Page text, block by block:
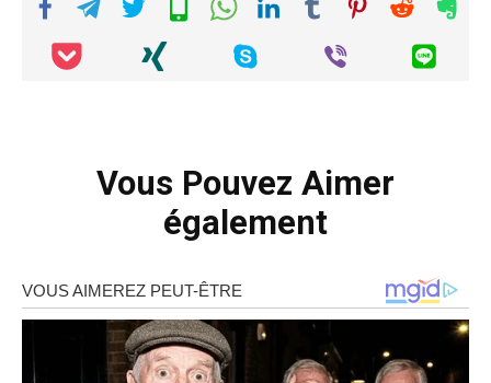
Vous Pouvez Aimer
également